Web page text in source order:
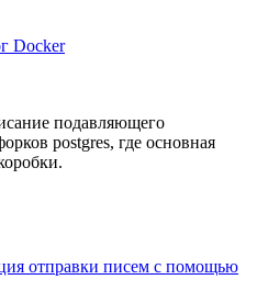
Docker
подавляющего
postgres, где основная
отправки писем с помощью